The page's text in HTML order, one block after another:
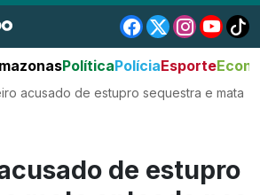
PolíticaPolíciaEsporte
acusado de estupro sequestra e mata
de estupro